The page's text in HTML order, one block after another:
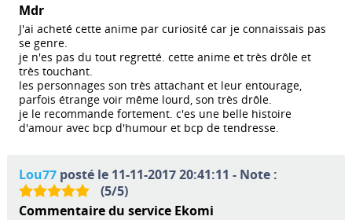
Mdr
J'ai acheté cette anime par curiosité car je connaissais pas
se genre.
je n'es pas du tout regretté. cette anime et très drôle et
très touchant.
les personnages son très attachant et leur entourage,
parfois étrange voir même lourd, son très drôle.
je le recommande fortement. c'es une belle histoire
d'amour avec bcp d'humour et bcp de tendresse.
Lou77posté le 11-11-2017 20:41:11 - Note :
(5/5)
Commentaire du service Ekomi